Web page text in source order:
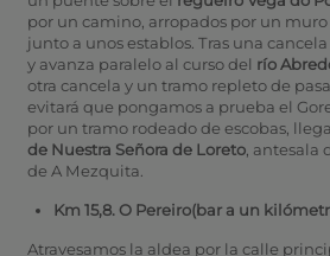
por un camino, arropados por un
junto a unos establos. Tras una
y avanza paralelo al curso del río
otra cancela y un tramo repleto de
evitará que pongamos a prueba el
por un tramo rodeado de escobas,
de Nuestra Señora de Loreto, antesala
de A Mezquita.
Km 15,8. O Pereiro(bar a un
Atravesamos la aldea por la calle